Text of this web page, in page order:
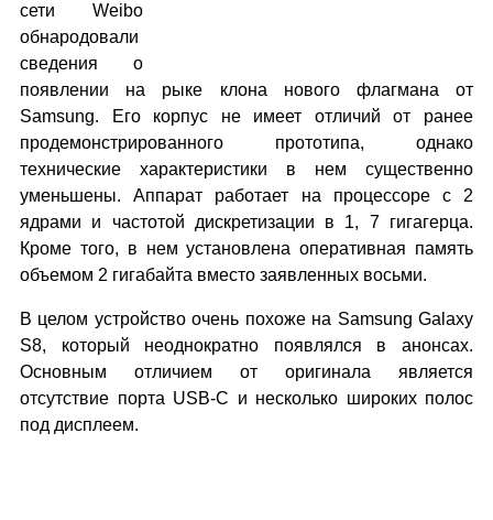
сети Weibo
обнародовали
сведения о
появлении на рыке клона нового флагмана от
Samsung. Его корпус не имеет отличий от ранее
продемонстрированного прототипа, однако
технические характеристики в нем существенно
уменьшены. Аппарат работает на процессоре с 2
ядрами и частотой дискретизации в 1, 7 гигагерца.
Кроме того, в нем установлена оперативная память
объемом 2 гигабайта вместо заявленных восьми.
В целом устройство очень похоже на Samsung Galaxy
S8, который неоднократно появлялся в анонсах.
Основным отличием от оригинала является
отсутствие порта USB-C и несколько широких полос
под дисплеем.